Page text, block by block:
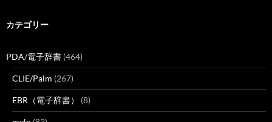
カテゴリー
PDA/電子辞書 (464)
CLIE/Palm (267)
EBR（電子辞書） (8)